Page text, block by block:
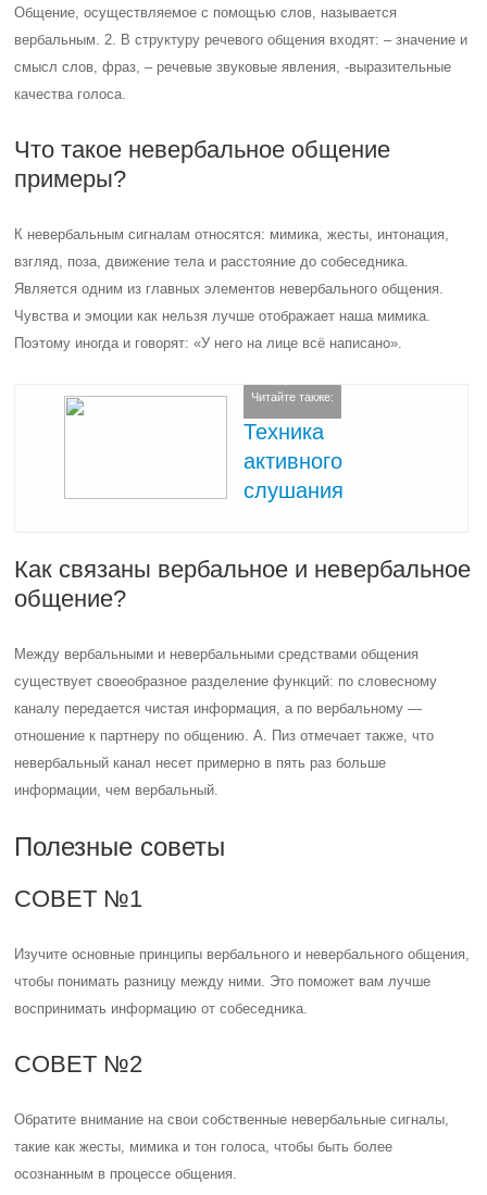
Общение, осуществляемое с помощью слов, называется
вербальным. 2. В структуру речевого общения входят: – значение и
смысл слов, фраз, – речевые звуковые явления, -выразительные
качества голоса.
Что такое невербальное общение
примеры?
К невербальным сигналам относятся: мимика, жесты, интонация,
взгляд, поза, движение тела и расстояние до собеседника.
Является одним из главных элементов невербального общения.
Чувства и эмоции как нельзя лучше отображает наша мимика.
Поэтому иногда и говорят: «У него на лице всё написано».
Читайте также:
Техника
активного
слушания
Как связаны вербальное и невербальное
общение?
Между вербальными и невербальными средствами общения
существует своеобразное разделение функций: по словесному
каналу передается чистая информация, а по вербальному —
отношение к партнеру по общению. А. Пиз отмечает также, что
невербальный канал несет примерно в пять раз больше
информации, чем вербальный.
Полезные советы
СОВЕТ №1
Изучите основные принципы вербального и невербального общения,
чтобы понимать разницу между ними. Это поможет вам лучше
воспринимать информацию от собеседника.
СОВЕТ №2
Обратите внимание на свои собственные невербальные сигналы,
такие как жесты, мимика и тон голоса, чтобы быть более
осознанным в процессе общения.